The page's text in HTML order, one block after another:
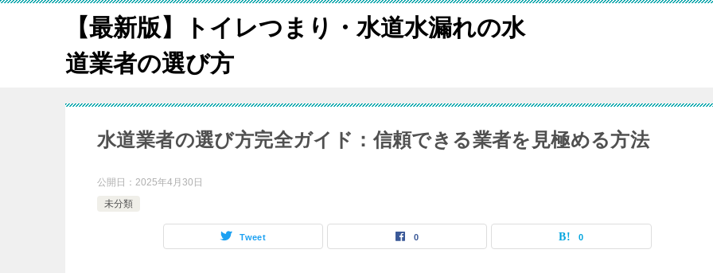
【最新版】トイレつまり・水道水漏れの水
道業者の選び方
水道業者の選び方完全ガイド：信頼できる業者を見極める方法
公開日： 2025年4月30日
未分類
Tweet 0 0